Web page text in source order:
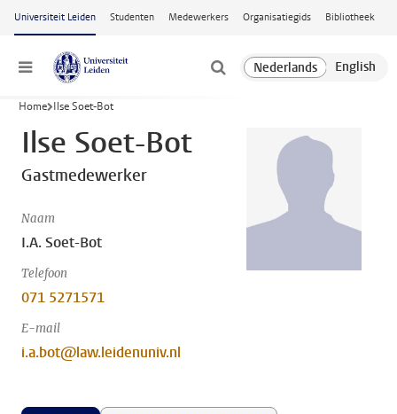
Ga naar hoofdinhoud
Universiteit Leiden Studenten Medewerkers Organisatiegids Bibliotheek
Menu
Home Ilse Soet-Bot
Ilse Soet-Bot
Gastmedewerker
Naam
I.A. Soet-Bot
Telefoon
071 5271571
E-mail
i.a.bot@law.leidenuniv.nl